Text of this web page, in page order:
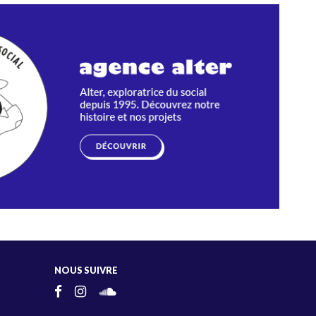
NOUS SUIVRE